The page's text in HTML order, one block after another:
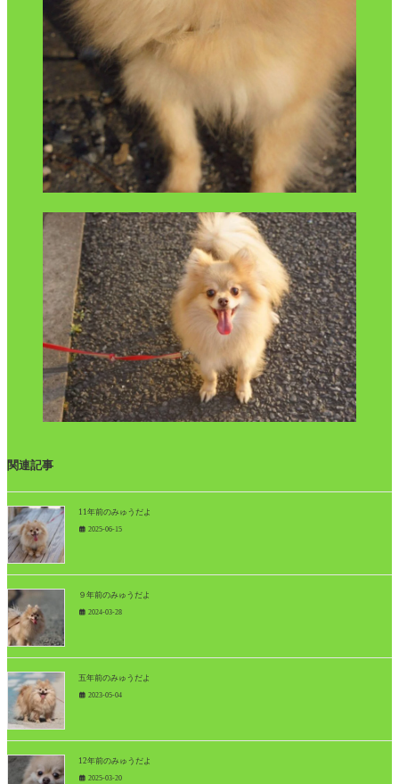
関連記事
11年前のみゅうだよ
2025-06-15
９年前のみゅうだよ
2024-03-28
五年前のみゅうだよ
2023-05-04
12年前のみゅうだよ
2025-03-20